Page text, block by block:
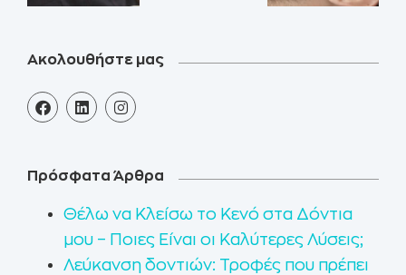
Ακολουθήστε μας
Πρόσφατα Άρθρα
Θέλω να Κλείσω το Κενό στα Δόντια
μου – Ποιες Είναι οι Καλύτερες Λύσεις;
Λεύκανση δοντιών: Τροφές που πρέπει